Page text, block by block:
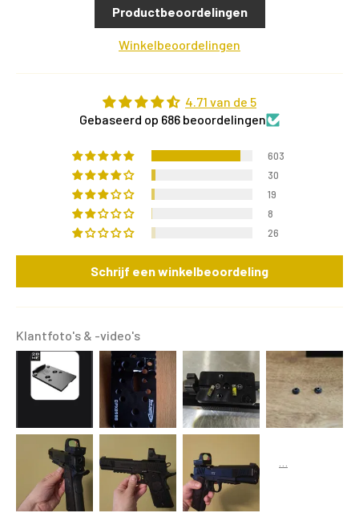
Productbeoordelingen
Winkelbeoordelingen
4.71 van de 5
Gebaseerd op 686 beoordelingen
603
30
19
8
26
Schrijf een winkelbeoordeling
Klantfoto's & -video's